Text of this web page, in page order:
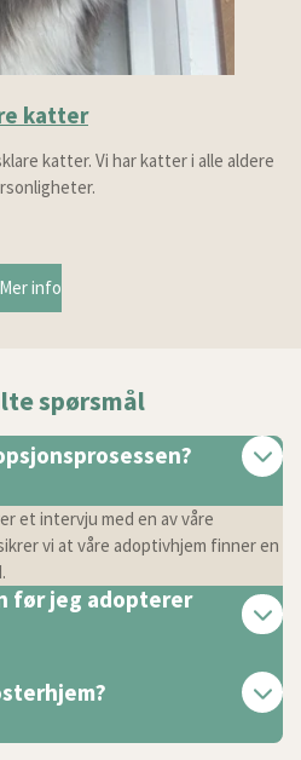
katter
katter. Vi har katter i alle aldere
Mer info
spørsmål
et intervju med en av våre
vi at våre adoptivhjem finner en
før jeg adopterer